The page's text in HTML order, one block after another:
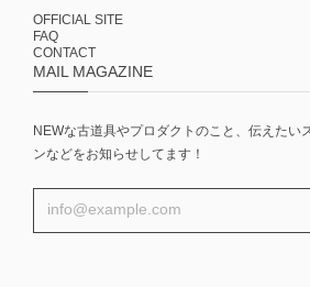
OFFICIAL SITE
FAQ
CONTACT
MAIL MAGAZINE
NEWな古道具やプロダクトのこと、伝えたい
ンなどをお知らせしてます！